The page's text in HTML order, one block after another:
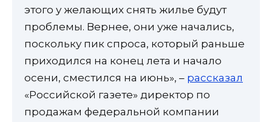
этого у желающих снять жилье будут
проблемы. Вернее, они уже начались,
поскольку пик спроса, который раньше
приходился на конец лета и начало
осени, сместился на июнь», – рассказал
«Российской газете» директор по
продажам федеральной компании